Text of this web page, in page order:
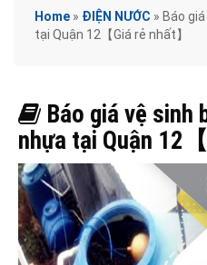
Home » ĐIỆN NƯỚC » Báo
tại Quận 12【Giá rẻ nhất】
Báo giá vệ sinh
nhựa tại Quận 12